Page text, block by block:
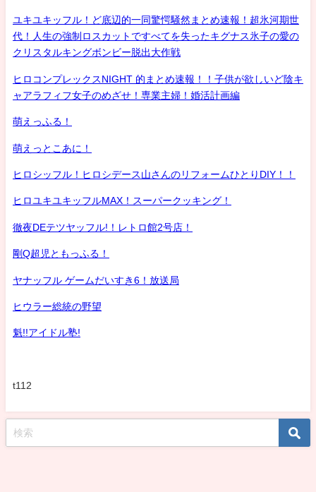
ユキユキッフル！ど底辺的一同驚愕騒然まとめ速報！超氷河期世
代！人生の強制ロスカットですべてを失ったキグナス氷子の愛の
クリスタルキングボンビー脱出大作戦
ヒロコンプレックスNIGHT 的まとめ速報！！子供が欲しいど陰キ
ャアラフィフ女子のめざせ！専業主婦！婚活計画編
萌えっふる！
萌えっとこあに！
ヒロシッフル！ヒロシデース山さんのリフォームひとりDIY！！
ヒロユキユキッフルMAX！スーパークッキング！
徹夜DEテツヤッフル!！レトロ館2号店！
剛Q超児ともっふる！
ヤナッフル ゲームだいすき6！放送局
ヒウラー総統の野望
魁!!アイドル塾!
t112